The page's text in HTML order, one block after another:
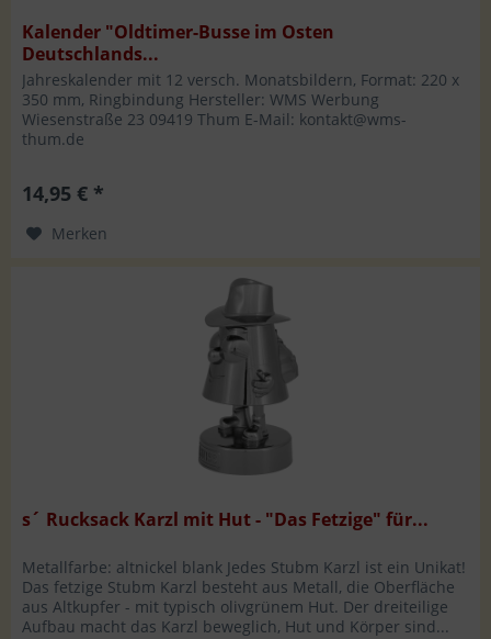
Kalender "Oldtimer-Busse im Osten
Deutschlands...
Jahreskalender mit 12 versch. Monatsbildern, Format: 220 x
350 mm, Ringbindung Hersteller: WMS Werbung
Wiesenstraße 23 09419 Thum E-Mail: kontakt@wms-
thum.de
14,95 € *
Merken
s´ Rucksack Karzl mit Hut - "Das Fetzige" für...
Metallfarbe: altnickel blank Jedes Stubm Karzl ist ein Unikat!
Das fetzige Stubm Karzl besteht aus Metall, die Oberfläche
aus Altkupfer - mit typisch olivgrünem Hut. Der dreiteilige
Aufbau macht das Karzl beweglich, Hut und Körper sind...